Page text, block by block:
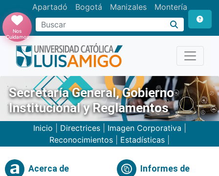
Apartadó Bogotá Manizales Montería
Buscar
Nos
Cuidamos
Secretaría General, Gobierno
Institucional y Reglamentos
Inicio Directrices| Imagen Corporativa
Reconocimientos
Estadísticas
Acerca de Informes de